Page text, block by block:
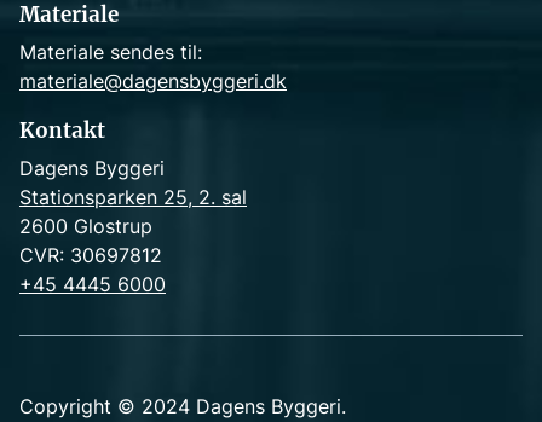
Materiale
Materiale sendes til:
materiale@dagensbyggeri.dk
Kontakt
Dagens Byggeri
Stationsparken 25, 2. sal
2600 Glostrup
CVR: 30697812
+45 4445 6000
Copyright © 2024 Dagens Byggeri.